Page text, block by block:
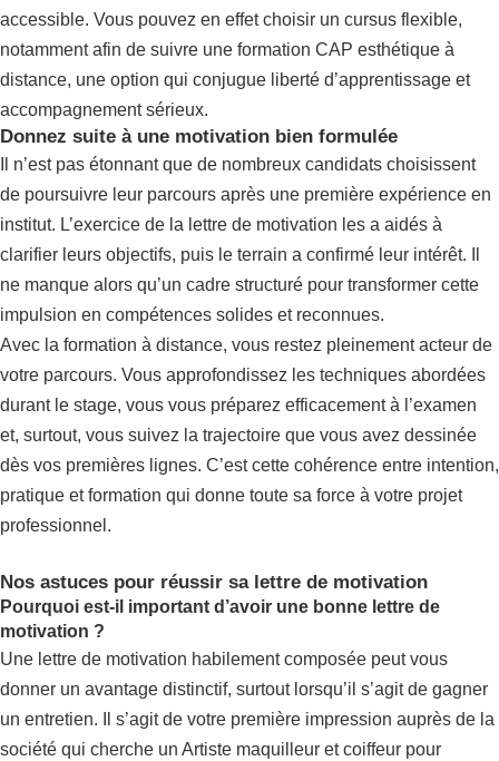
accessible. Vous pouvez en effet choisir un cursus flexible,
notammentafin de suivre une formation CAP esthétique à
distance, une option qui conjugue liberté d’apprentissage et
accompagnement sérieux.
Donnez suite à une motivation bien formulée
Il n’est pas étonnant que de nombreux candidats choisissent
de poursuivre leur parcours après une première expérience en
institut. L’exercice de la lettre de motivation les a aidés à
clarifier leurs objectifs, puis le terrain a confirmé leur intérêt. Il
ne manque alors qu’un cadre structuré pour transformer cette
impulsion en compétences solides et reconnues.
Avec la formation à distance, vous restez pleinement acteur de
votre parcours. Vous approfondissez les techniques abordées
durant le stage, vous vous préparez efficacement à l’examen
et, surtout, vous suivez la trajectoire que vous avez dessinée
dès vos premières lignes. C’est cette cohérence entre intention,
pratique et formation qui donne toute sa force à votre projet
professionnel.
Nos astuces pour réussir sa lettre de motivation
Pourquoi est-il important d’avoir une bonne lettre de
motivation ?
Une lettre de motivation habilement composée peut vous
donner un avantage distinctif, surtout lorsqu’il s’agit de gagner
un entretien. Il s’agit de votre première impression auprès de la
société qui cherche un Artiste maquilleur et coiffeur pour